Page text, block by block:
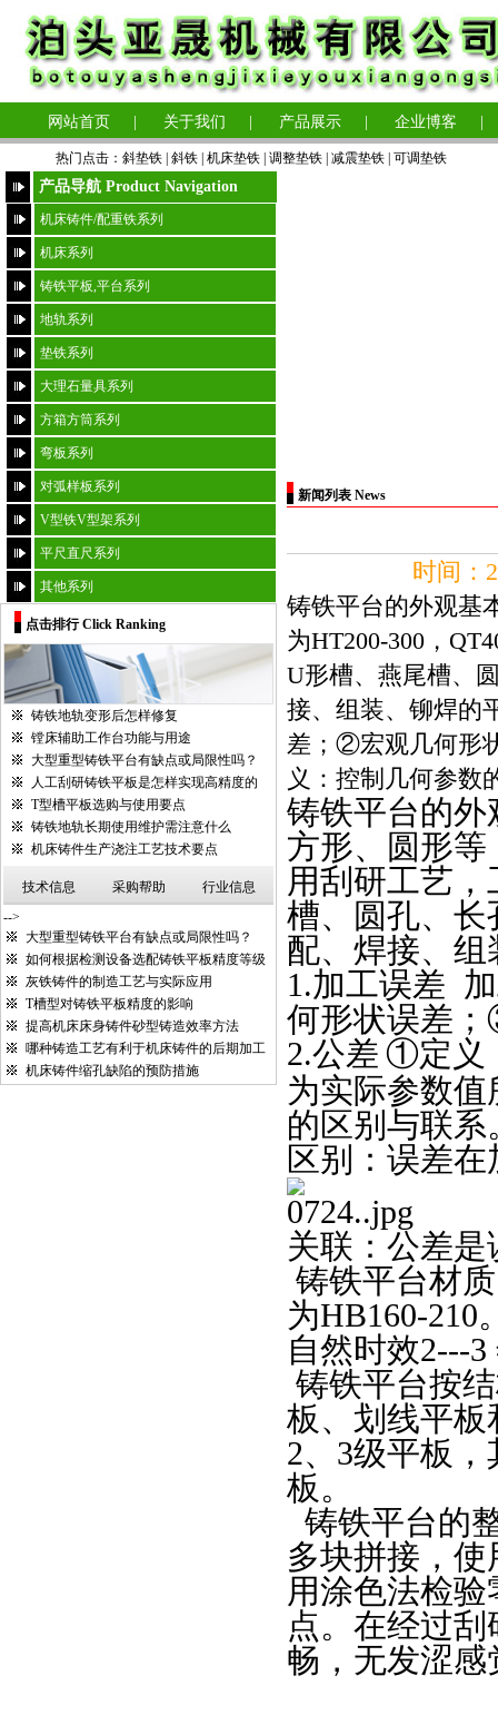
网站首页 关于我们 产品展示 企业博客
热门点击： 斜垫铁 斜铁 | 机床垫铁 调整垫铁 减震垫铁 可调垫铁
产品导航 Product Navigation
机床铸件/配重铁系列
机床系列
铸铁平板,平台系列
地轨系列
垫铁系列
大理石量具系列
方箱方筒系列
弯板系列
对弧样板系列
V型铁V型架系列
平尺直尺系列
其他系列
点击排行 Click Ranking
铸铁地轨变形后怎样修复
镗床辅助工作台功能与用途
大型重型铸铁平台有缺点或局限性吗？
人工刮研铸铁平板是怎样实现高精度的
T型槽平板选购与使用要点
铸铁地轨长期使用维护需注意什么
机床铸件生产浇注工艺技术要点
技术信息 采购帮助
行业信息
-->
大型重型铸铁平台有缺点或局限性吗？
如何根据检测设备选配铸铁平板精度等级
灰铁铸件的制造工艺与实际应用
T槽型对铸铁平板精度的影响
提高机床床身铸件砂型铸造效率方法
哪种铸造工艺有利于机床铸件的后期加工
机床铸件缩孔缺陷的预防措施
新闻列表 News
时间：
铸铁平台的外观基
为HT200-300，
U形槽、燕尾槽、
接、组装、铆焊的
差；②宏观几何形
义：控制几何参数
铸铁平台的外
方形、圆形等
用刮研工艺
槽、圆孔、长
配、焊接、
1.加工误差
何形状误差
2.公差 ①定义
为实际参数
的区别与联系
区别：误差
关联：公差
铸铁平台材质
为HB160-210
自然时效2---3
铸铁平台按
板、划线平板
2、 3级平板，
板。
铸铁平台的
多块拼接，
用涂色法检
点。在经过
畅，无发涩